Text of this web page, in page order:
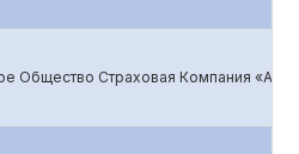
Общество Страховая Компания